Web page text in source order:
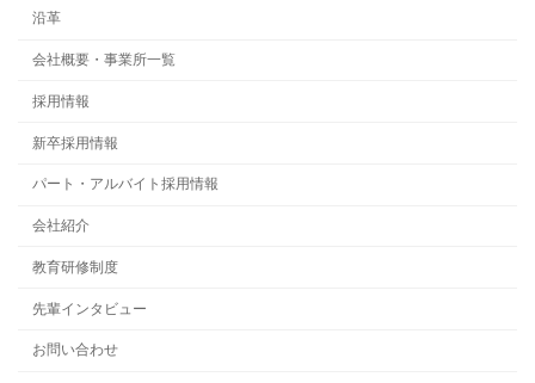
沿革
会社概要・事業所一覧
採用情報
新卒採用情報
パート・アルバイト採用情報
会社紹介
教育研修制度
先輩インタビュー
お問い合わせ